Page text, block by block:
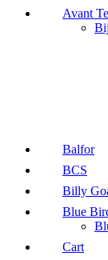
Avant
Balfor
BCS
Billy
Blue
Cart